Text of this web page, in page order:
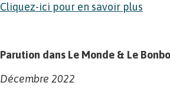
Cliquez-ici pour en savoir plus
Parution dans Le Monde & Le
Décembre 2022